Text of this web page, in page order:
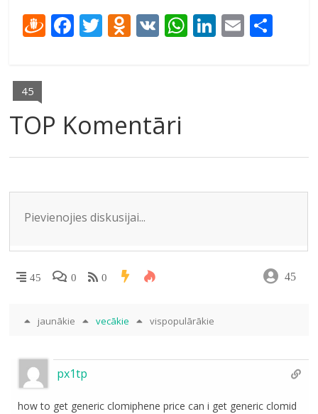
D
e
m
F
o
o
k
T O
kl
as
s
ni
ki
V W
p
Li E
45
TOP Komentāri
45 0 0 45
jaunākie vecākie vispopulārākie
px1tp
how to get generic clomiphene price can i get generic clomid